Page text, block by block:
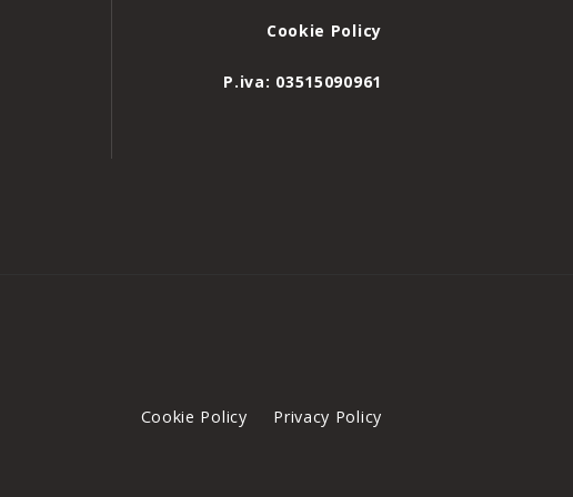
Cookie Policy
P.iva: 03515090961
Cookie Policy Privacy Policy